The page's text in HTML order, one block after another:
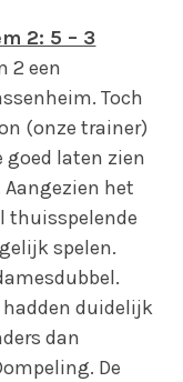
2: 5 – 3
2 een
Toch
(onze trainer)
goed laten zien
Aangezien het
thuisspelende
spelen.
hadden duidelijk
dan
De